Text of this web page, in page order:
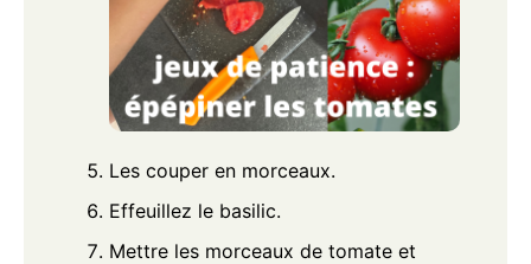
Les couper en morceaux.
Effeuillez le basilic.
Mettre les morceaux de tomate et